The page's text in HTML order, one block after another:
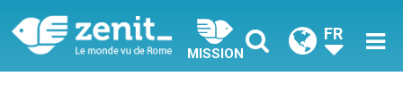
MISSION
FR